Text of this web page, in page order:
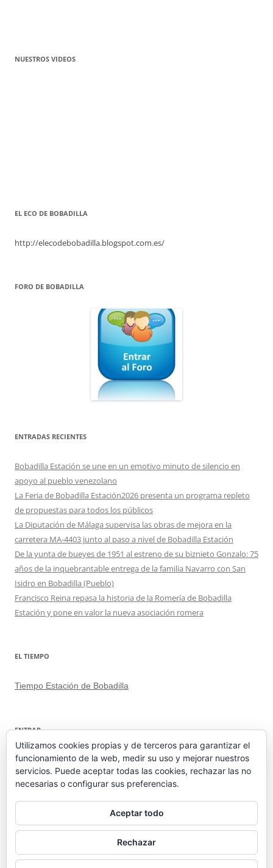
NUESTROS VIDEOS
EL ECO DE BOBADILLA
http://elecodebobadilla.blogspot.com.es/
FORO DE BOBADILLA
ENTRADAS RECIENTES
Bobadilla Estación se une en un emotivo minuto de silencio en
apoyo al pueblo venezolano
La Feria de Bobadilla Estación2026 presenta un programa repleto
de propuestas para todos los públicos
La Diputación de Málaga supervisa las obras de mejora en la
carretera MA-4403 junto al paso a nivel de Bobadilla Estación
De la yunta de bueyes de 1951 al estreno de su biznieto Gonzalo: 75
años de la inquebrantable entrega de la familia Navarro con San
Isidro en Bobadilla (Pueblo)
Francisco Reina repasa la historia de la Romería de Bobadilla
Estación y pone en valor la nueva asociación romera
EL TIEMPO
Tiempo Estación de Bobadilla
ENTRAR
Acceder
Feed de entradas
Feed de comentarios
WordPress.org
Utilizamos cookies propias y de terceros para garantizar el
funcionamiento de la web, medir su uso y mejorar nuestros
servicios. Puede aceptar todas las cookies, rechazar las no
necesarias o configurar sus preferencias.
Aceptar todo
Rechazar